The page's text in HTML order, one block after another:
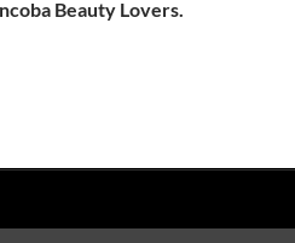
Beauty Lovers.